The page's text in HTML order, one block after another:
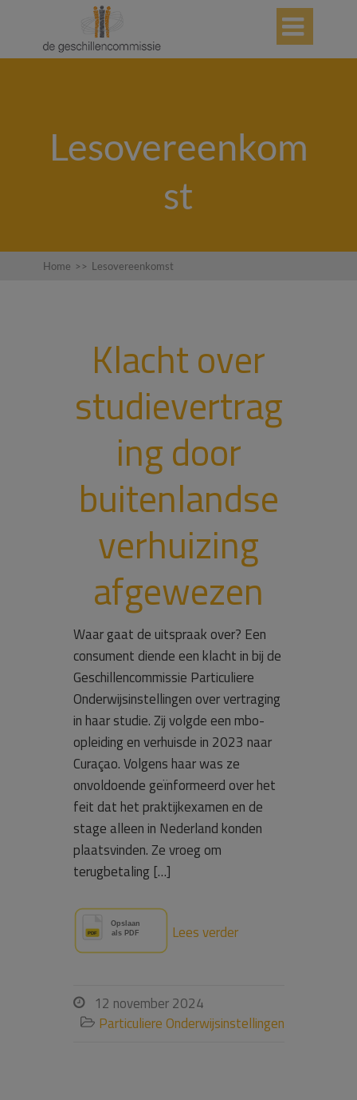

Lesovereenkom
st
Home >> Lesovereenkomst
Klacht over
studievertrag
ing door
buitenlandse
verhuizing
afgewezen
Waar gaat de uitspraak over? Een
consument diende een klacht in bij de
Geschillencommissie Particuliere
Onderwijsinstellingen over vertraging
in haar studie. Zij volgde een mbo-
opleiding en verhuisde in 2023 naar
Curaçao. Volgens haar was ze
onvoldoende geïnformeerd over het
feit dat het praktijkexamen en de
stage alleen in Nederland konden
plaatsvinden. Ze vroeg om
terugbetaling […]
Lees verder
 12 november 2024
 Particuliere Onderwijsinstellingen